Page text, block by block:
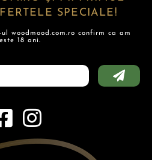
SPECIALE!
woodmood.com.ro confirm ca am
18 ani.